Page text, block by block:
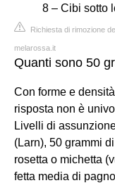
8 – Cibi sotto
Richiesta di rimozione
melarossa.it
Quanti sono 50
Con forme e
risposta non è
Livelli di
(Larn), 50 grammi
rosetta o michetta
fetta media di